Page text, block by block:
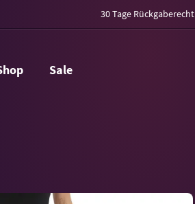
30 Tage Rückgaberecht
Shop Sale